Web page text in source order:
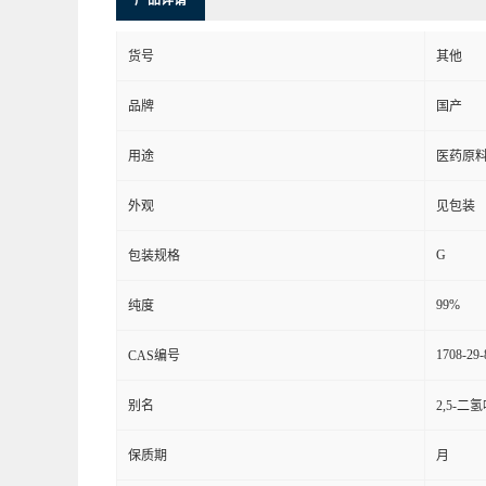
货号 其他
品牌 国产
用途 医药原
外观 见包装
包装规格 G
纯度 99%
CAS编号 1708-29-
别名 2,5-二氢
保质期 月